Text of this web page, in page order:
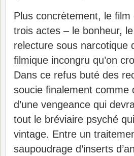
Plus concrètement, le
trois actes – le bonheur,
relecture sous narcotique
filmique incongru qu’on
Dans ce refus buté des
soucie finalement comme
d’une vengeance qui
tout le bréviaire psyché
vintage. Entre un
saupoudrage d’inserts